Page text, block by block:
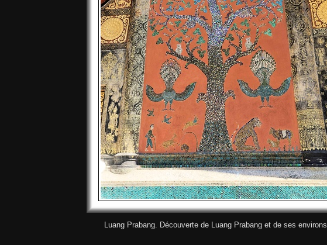
Luang Prabang. Découverte de Luang Prabang et de ses environs.